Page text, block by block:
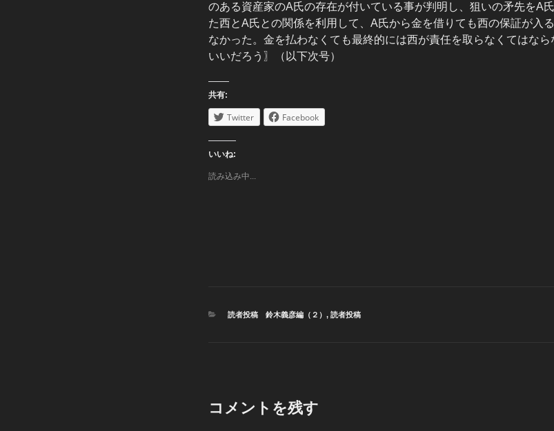
のある資産家のA氏の存在が付いている事が判明し、狙いの矛先をA
た西とA氏との関係を利用して、A氏から金を借りても西の保証が入
なかった。金を払わなくても最終的には西が責任を取らなくてはな
いいだろう〗（以下次号）
共有:
Twitter Facebook
いいね:
読み込み中...
カ
読者投稿 鈴木義彦編（２） , 読者投稿
コメントを残す